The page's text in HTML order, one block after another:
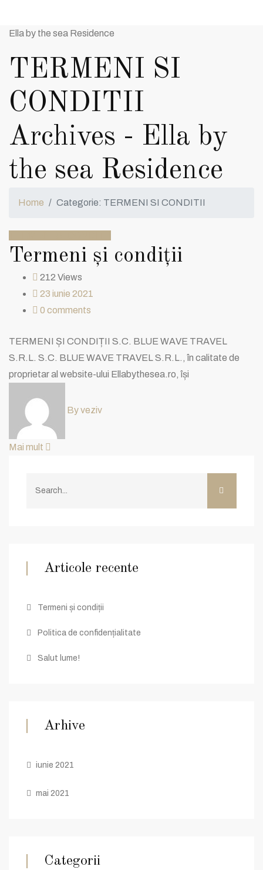
Ella by the sea Residence
TERMENI SI
CONDITII
Archives - Ella by
the sea Residence
Home Categorie: TERMENI SI CONDITII
Termeni și condiții
212 Views
23 iunie 2021
0 comments
TERMENI ȘI CONDIȚII S.C. BLUE WAVE TRAVEL
S.R.L. S.C. BLUE WAVE TRAVEL S.R.L., în calitate de
proprietar al website-ului Ellabythesea.ro, își
By veziv
Mai mult
Articole recente
Termeni și condiții
Politica de confidențialitate
Salut lume!
Arhive
iunie 2021
mai 2021
Categorii